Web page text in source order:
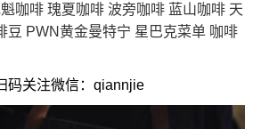
咖啡 瑰夏咖啡 波旁咖啡 蓝山咖啡 天
豆 PWN黄金曼特宁 星巴克菜单 咖啡
码关注微信：qiannjie